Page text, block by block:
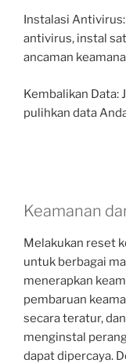
Instalasi
antivirus, instal
ancaman
Kembalikan Data:
pulihkan data
Keamanan
Melakukan reset
untuk berbagai
menerapkan
pembaruan
secara teratur,
menginstal
dapat dipercaya.